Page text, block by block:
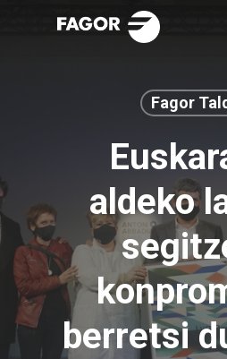
Fagor
aldeko
berretsi